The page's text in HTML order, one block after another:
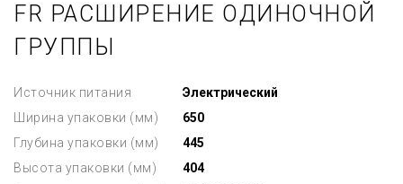
FR РАСШИРЕНИЕ ОДИНОЧНОЙ
ГРУППЫ
Источник питания
Электрический
Ширина упаковки (мм)
650
Глубина упаковки (мм)
445
Высота упаковки (мм)
404